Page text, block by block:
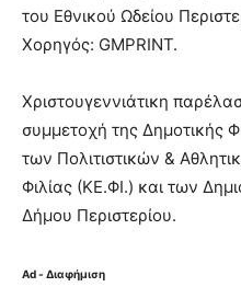
του Εθνικού Ωδείου
Χορηγός: GMPRINT.
Χριστουγεννιάτικη
συμμετοχή της Δημοτικής
των Πολιτιστικών &
Φιλίας (ΚΕ.ΦΙ.) και των
Δήμου Περιστερίου.
Ad - Διαφήμιση